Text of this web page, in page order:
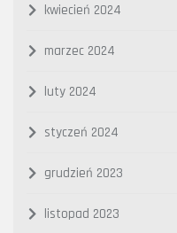
kwiecień 2024
marzec 2024
luty 2024
styczeń 2024
grudzień 2023
listopad 2023